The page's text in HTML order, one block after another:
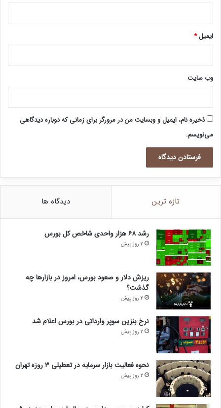
ایمیل*
وب‌ سایت
ذخیره نام، ایمیل و وبسایت من در مرورگر برای زمانی که دوباره دیدگاهی
می‌نویسم.
تازه ترین دیدگاه ها
رشد ۶۸ هزار واحدی شاخص کل بورس
2 روز پیش
ریزش دلار و صعود بورس، امروز در بازارها چه
گذشت؟
2 روز پیش
نرخ بنزین سوپر وارداتی در بورس اعلام شد
2 روز پیش
نحوه فعالیت بازار سرمایه در تعطیلی ۳ روزه تهران
2 روز پیش